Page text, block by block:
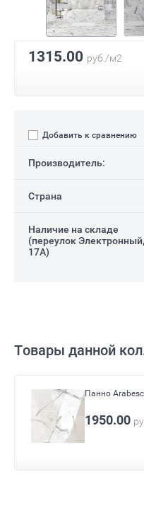
1315.00 руб./м2
Добавить к сравнению
Производитель:
Страна
Наличие на складе
(переулок Электронный,
17А)
Товары данной
Панно
Серый
1950.00